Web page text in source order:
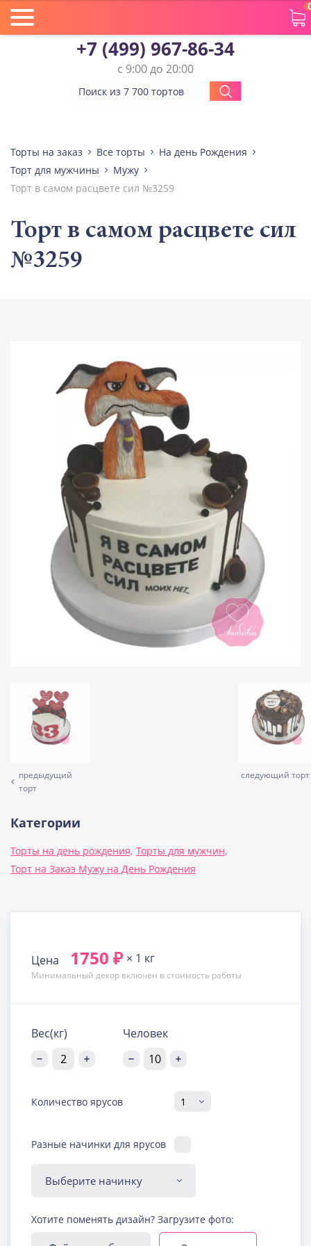
+7 (499) 967-86-34
с 9:00 до 20:00
Торты на заказ Все торты
На день Рождения
Торт для мужчины
Мужу
Торт в самом расцвете сил №3259
Торт в самом расцвете сил
№3259
предыдущий
торт
следующий торт
Категории
Торты на день рождения, Торты для мужчин,
Торт на Заказ Мужу на День Рождения
Цена 1750 ₽ × 1 кг
Минимальный декор включен в стоимость работы
Вес(кг) Человек
Количество ярусов
Разные начинки для ярусов
Диабетическая-
безглютеновая начинка
Узнать подробнее о начинке
Хотите поменять дизайн? Загрузите фото: